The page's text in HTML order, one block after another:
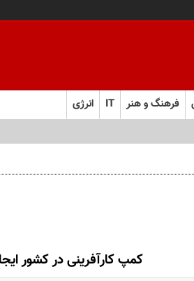
فرهنگ و هنر IT انرژی
کمپ کارآفرینی در کشور